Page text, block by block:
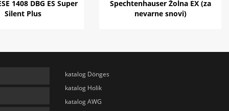
1408 DBG ES Super
Silent Plus
Spechtenhauser Žolna EX (za
nevarne snovi)
katalog Dönges
katalog Holik
katalog AWG